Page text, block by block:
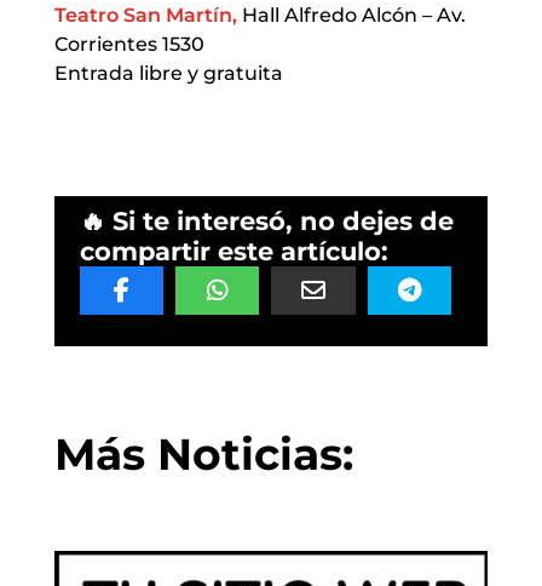
Teatro San Martín,Hall Alfredo Alcón – Av.
Corrientes 1530
Entrada libre y gratuita
🔥 Si te interesó, no dejes de
compartir este artículo:
Más Noticias: